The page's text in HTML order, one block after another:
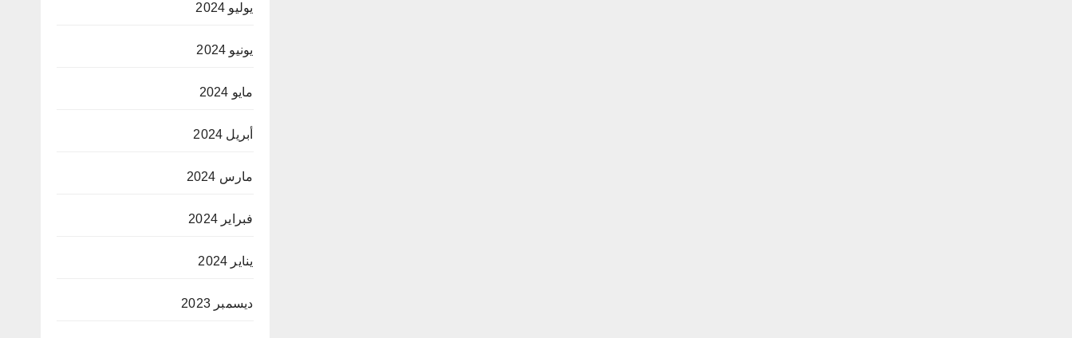
يوليو 2024
يونيو 2024
مايو 2024
أبريل 2024
مارس 2024
فبراير 2024
يناير 2024
ديسمبر 2023